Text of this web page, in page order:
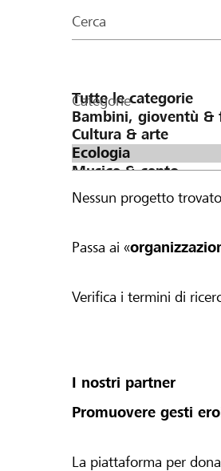
della
Cerca
Categorie
Nessun progetto
Passa ai «
Verifica i termini di
I nostri partner
Promuovere gesti
La piattaforma per